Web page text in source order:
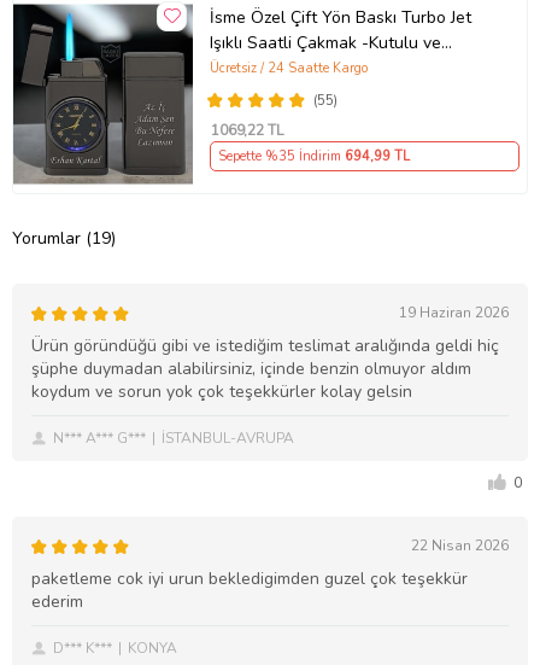
İsme Özel Çift Yön Baskı Turbo Jet
Işıklı Saatli Çakmak -Kutulu ve
Hediye Paketinde (Füme)
(55)
Ücretsiz / 24 Saatte Kargo
1069,22 TL
Sepette %35 İndirim 694,99 TL
Yorumlar (19)
19 Haziran 2026
Ürün göründüğü gibi ve istediğim teslimat aralığında geldi hiç
şüphe duymadan alabilirsiniz, içinde benzin olmuyor aldım
koydum ve sorun yok çok teşekkürler kolay gelsin
N*** A*** G*** İSTANBUL-AVRUPA
0
22 Nisan 2026
paketleme cok iyi urun bekledigimden guzel çok teşekkür
ederim
D*** K*** KONYA